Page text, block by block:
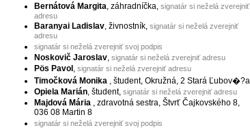
Bernátová Margita , záhradníčka, signatár si neželá zverejniť
adresu
Baranyai Ladislav, živnostník, signatár si neželá zverejniť
adresu
signatár si neželá zverejniť svoj podpis
Noskovič Jaroslav, signatár si neželá zverejniť adresu
Pös Pavol signatár si neželá zverejniť adresu
Timočková Monika
, študent, Okružná, 2 Stará Ľubov�?a
Opiela Marián, študent, signatár si neželá zverejniť adresu
Majdová Mária , zdravotná sestra, Štvrť Čajkovského 8,
036 08 Martin 8
signatár si neželá zverejniť svoj podpis